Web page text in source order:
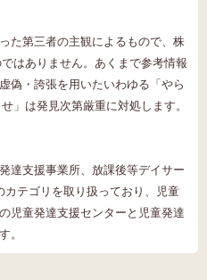
た第三者の主観によるもので、株
はありません。あくまで参考情報
偽・誇張を用いたいわゆる「やら
」は発見次第厳重に対処します。
達支援事業所、放課後等デイサー
テゴリを取り扱っており、児童
児童発達支援センターと児童発達
。